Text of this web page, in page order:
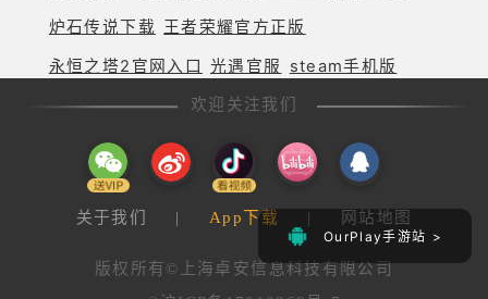
OurPlay手游站 >
炉石传说下载 王者荣耀官方正版
永恒之塔2官网入口 光遇官服
steam手机版
欢迎关注我们
关于我们 | App下载 | 网站地图
版权所有©上海卓安信息科技有限公司